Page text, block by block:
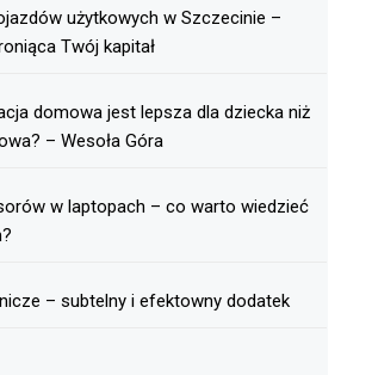
użytkowych w Szczecinie –
Twój kapitał
domowa jest lepsza dla dziecka niż
– Wesoła Góra
w laptopach – co warto wiedzieć
– subtelny i efektowny dodatek